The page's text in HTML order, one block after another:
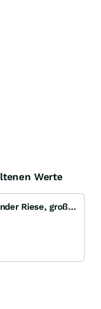
Werte
Aroundtown Properties, ein schlafender Riese, großes Aufwärtspotenzial